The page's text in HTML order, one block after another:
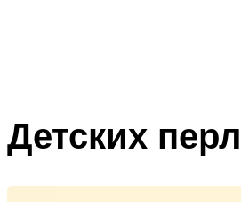
Детских